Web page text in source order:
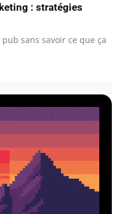
: stratégies
sans savoir ce que ça